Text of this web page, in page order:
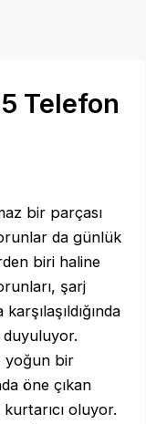
Telefon
bir parçası
da günlük
biri haline
şarj
yoğun bir
öne çıkan
oluyor.